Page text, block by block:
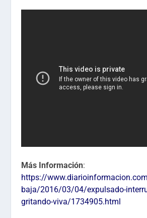
Más Información:
https://
baja/2016/03/04/expulsado-
gritando-viva/1734905.html